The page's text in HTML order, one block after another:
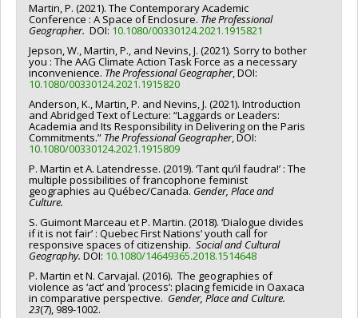
Martin, P. (2021). The Contemporary Academic
Conference : A Space of Enclosure. The Professional
Geographer. DOI:10.1080/00330124.2021.1915821
Jepson, W., Martin, P., and Nevins, J. (2021). Sorry to bother
you : The AAG Climate Action Task Force as a necessary
inconvenience. The Professional Geographer, DOI:
10.1080/00330124.2021.1915820
Anderson, K., Martin, P. and Nevins, J. (2021). Introduction
and Abridged Text of Lecture: “Laggards or Leaders:
Academia and Its Responsibility in Delivering on the Paris
Commitments.” The Professional Geographer, DOI:
10.1080/00330124.2021.1915809
P. Martin et A. Latendresse. (2019). ‘Tant qu’il faudra!’ : The
multiple possibilities of francophone feminist
geographies au Québec/Canada. Gender, Place and
Culture.
S. Guimont Marceau et P. Martin. (2018). ‘Dialogue divides
if it is not fair’ : Quebec First Nations’ youth call for
responsive spaces of citizenship. Socialand Cultural
Geography. DOI: 10.1080/14649365.2018.1514648
P. Martin et N. Carvajal. (2016). The geographies of
violence as ‘act’ and ‘process’: placing femicide in Oaxaca
in comparative perspective. Gender, Place and Culture.
23(7), 989-1002.